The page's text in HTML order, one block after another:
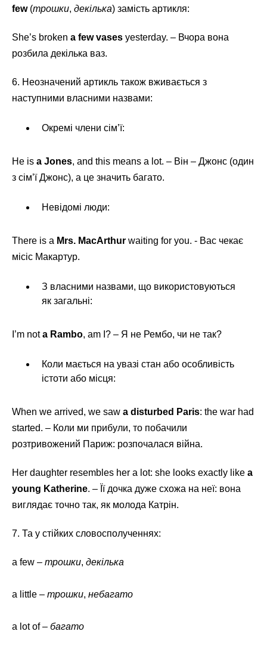
few(трошки, декілька) замість артикля:
She’s broken a few vases yesterday. – Вчора вона
розбила декілька ваз.
6. Неозначений артикль також вживається з
наступними власними назвами:
Окремі члени сім’ї:
He is a Jones, and this means a lot. – Він – Джонс (один
з сім’ї Джонс), а це значить багато.
Невідомі люди:
There is a Mrs. MacArthur waiting for you. - Вас чекає
місіс Макартур.
З власними назвами, що використовуються
як загальні:
I’m nota Rambo, am I? – Я не Рембо, чи не так?
Коли мається на увазі стан або особливість
істоти або місця:
When we arrived, we saw a disturbed Paris: the war had
started. – Коли ми прибули, то побачили
розтривожений Париж: розпочалася війна.
Her daughter resembles her a lot: she looks exactly like a
young Katherine. – Її дочка дуже схожа на неї: вона
виглядає точно так, як молода Катрін.
7. Та у стійких словосполученнях:
a few – трошки, декілька
a little – трошки, небагато
a lot of – багато